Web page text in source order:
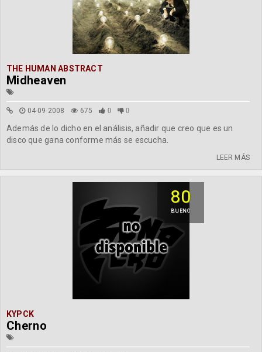
THE HUMAN ABSTRACT
Midheaven
04-09-2008 675 0 0
Además de lo dicho en el análisis, añadir que creo que es un
disco que gana conforme más se escucha.
LEER MÁS
80
BUENO
KYPCK
Cherno